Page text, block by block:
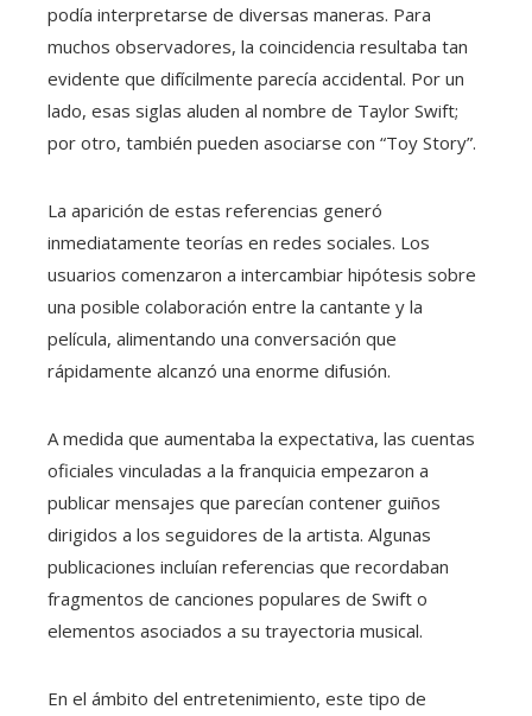
podía interpretarse de diversas maneras. Para
muchos observadores, la coincidencia resultaba tan
evidente que difícilmente parecía accidental. Por un
lado, esas siglas aluden al nombre de Taylor Swift;
por otro, también pueden asociarse con “Toy Story”.
La aparición de estas referencias generó
inmediatamente teorías en redes sociales. Los
usuarios comenzaron a intercambiar hipótesis sobre
una posible colaboración entre la cantante y la
película, alimentando una conversación que
rápidamente alcanzó una enorme difusión.
A medida que aumentaba la expectativa, las cuentas
oficiales vinculadas a la franquicia empezaron a
publicar mensajes que parecían contener guiños
dirigidos a los seguidores de la artista. Algunas
publicaciones incluían referencias que recordaban
fragmentos de canciones populares de Swift o
elementos asociados a su trayectoria musical.
En el ámbito del entretenimiento, este tipo de